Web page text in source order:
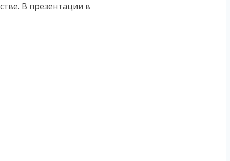
В презентации в